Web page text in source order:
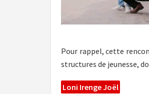
Pour rappel, cette
structures de jeunesse,
Loni Irenge Joël